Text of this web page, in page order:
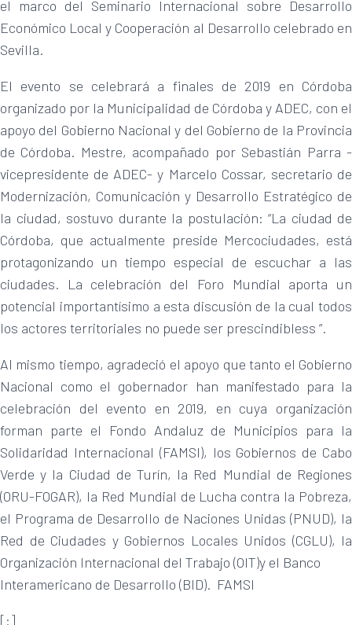
el marco del Seminario Internacional sobre Desarrollo
Económico Local y Cooperación al Desarrollo celebrado en
Sevilla.
El evento se celebrará a finales de 2019 en Córdoba
organizado por la Municipalidad de Córdoba y ADEC, con el
apoyo del Gobierno Nacional y del Gobierno de la Provincia
de Córdoba. Mestre, acompañado por Sebastián Parra -
vicepresidente de ADEC- y Marcelo Cossar, secretario de
Modernización, Comunicación y Desarrollo Estratégico de
la ciudad, sostuvo durante la postulación: “La ciudad de
Córdoba, que actualmente preside Mercociudades, está
protagonizando un tiempo especial de escuchar a las
ciudades. La celebración del Foro Mundial aporta un
potencial importantísimo a esta discusión de la cual todos
los actores territoriales no puede ser prescindibless ”.
Al mismo tiempo, agradeció el apoyo que tanto el Gobierno
Nacional como el gobernador han manifestado para la
celebración del evento en 2019, en cuya organización
forman parte el Fondo Andaluz de Municipios para la
Solidaridad Internacional (FAMSI), los Gobiernos de Cabo
Verde y la Ciudad de Turín, la Red Mundial de Regiones
(ORU-FOGAR), la Red Mundial de Lucha contra la Pobreza,
el Programa de Desarrollo de Naciones Unidas (PNUD), la
Red de Ciudades y Gobiernos Locales Unidos (CGLU), la
Organización Internacional del Trabajo (OIT)y el Banco
Interamericano de Desarrollo (BID). FAMSI
[:]